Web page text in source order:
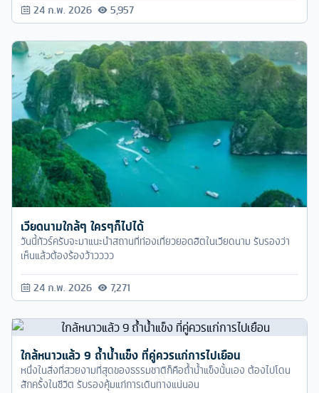
24 ก.พ. 2026 5,957
เวียดนามใกล้ๆ ใครๆก็ไปได้
วันนี้ทัวร์ครับจะมาแนะนำสถานที่ท่องเที่ยวยอดฮิตในเวียดนาม รับรองว่า
เห็นแล้วต้องร้องว้าวววว
24 ก.พ. 2026 7,271
ใกล้หนาวแล้ว 9 ถ้ำน้ำแข็ง ที่คู่ควรแก่การไปเยือน
หนึ่งในสิ่งที่สวยงามที่สุดของธรรมชาติก็คือถ้ำน้ำแข็งนั้นเอง ต้องไปโดน
สักครั้งในชีวิต รับรองคุ้มแก่การเดินทางแน่นอน